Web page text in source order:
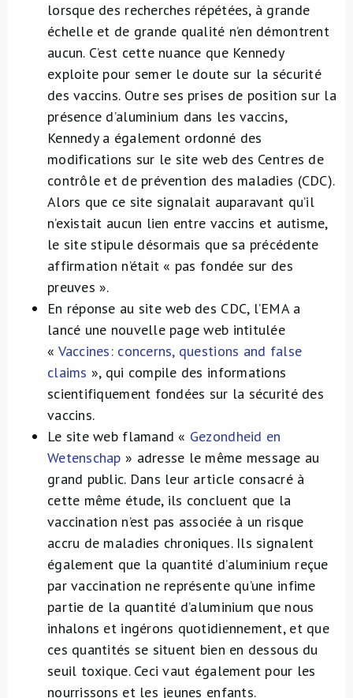
lorsque des recherches répétées, à grande
échelle et de grande qualité n’en démontrent
aucun. C’est cette nuance que Kennedy
exploite pour semer le doute sur la sécurité
des vaccins. Outre ses prises de position sur la
présence d’aluminium dans les vaccins,
Kennedy a également ordonné des
modifications sur le site web des Centres de
contrôle et de prévention des maladies (CDC).
Alors que ce site signalait auparavant qu’il
n’existait aucun lien entre vaccins et autisme,
le site stipule désormais que sa précédente
affirmation n’était « pas fondée sur des
preuves ».
En réponse au site web des CDC, l’EMA a
lancé une nouvelle page web intitulée
« Vaccines: concerns, questions and false
claims », qui compile des informations
scientifiquement fondées sur la sécurité des
vaccins.
Le site web flamand « Gezondheid en
Wetenschap » adresse le même message au
grand public. Dans leur article consacré à
cette même étude, ils concluent que la
vaccination n’est pas associée à un risque
accru de maladies chroniques. Ils signalent
également que la quantité d’aluminium reçue
par vaccination ne représente qu’une infime
partie de la quantité d’aluminium que nous
inhalons et ingérons quotidiennement, et que
ces quantités se situent bien en dessous du
seuil toxique. Ceci vaut également pour les
nourrissons et les jeunes enfants.